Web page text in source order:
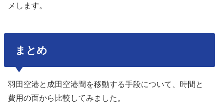
メします。
まとめ
羽田空港と成田空港間を移動する手段について、時間と
費用の面から比較してみました。